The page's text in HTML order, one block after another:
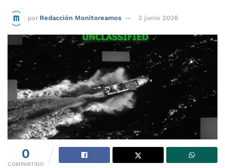
por Redacción Monitoreamos 3 junio 2026
0
COMPARTIDO